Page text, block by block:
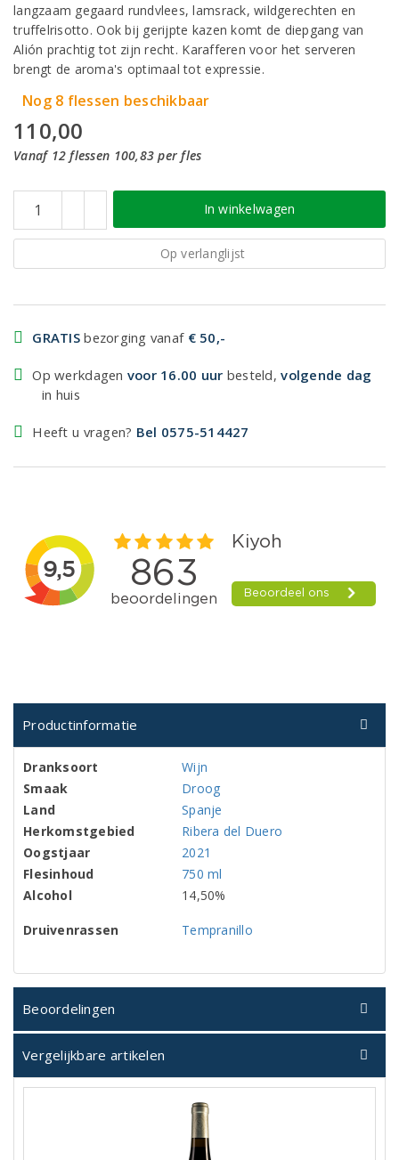
langzaam gegaard rundvlees, lamsrack, wildgerechten en
truffelrisotto. Ook bij gerijpte kazen komt de diepgang van
Alión prachtig tot zijn recht. Karafferen voor het serveren
brengt de aroma's optimaal tot expressie.
Nog 8 flessen beschikbaar
110,00
Vanaf 12 flessen 100,83 per fles
In winkelwagen
Op verlanglijst
GRATIS bezorging vanaf € 50,-
Op werkdagen voor 16.00 uur besteld,volgende dag
in huis
Heeft u vragen? Bel 0575-514427
Productinformatie
Dranksoort
Wijn
Smaak
Droog
Land
Spanje
Herkomstgebied
Ribera del Duero
Oogstjaar
2021
Flesinhoud
750 ml
Alcohol
14,50%
Druivenrassen Tempranillo
Beoordelingen
Vergelijkbare artikelen